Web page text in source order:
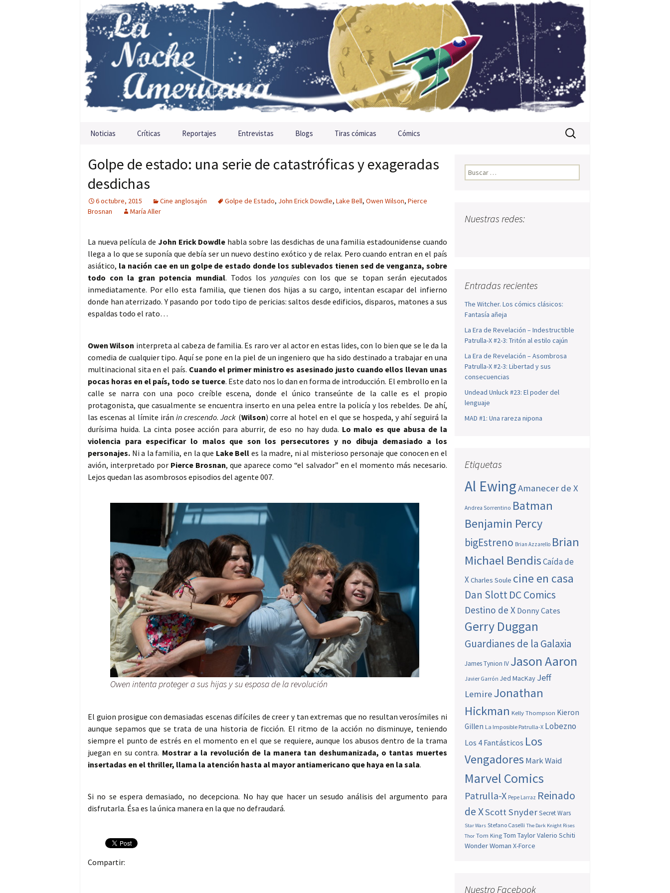
Saltar al contenido
Noticias Críticas Reportajes Entrevistas Blogs Tiras cómicas Cómics Buscar:
Golpe de estado: una serie de catastróficas y exageradas
desdichas
6 octubre, 2015 Cine anglosajón Golpe de Estado, John Erick Dowdle, Lake Bell, Owen Wilson, Pierce
Brosnan
María Aller
La nueva película de John Erick Dowdle habla sobre las desdichas de una familia estadounidense cuando
llega a lo que se suponía que debía ser un nuevo destino exótico y de relax. Pero cuando entran en el país
asiático, la nación cae en un golpe de estado donde los sublevados tienen sed de venganza, sobre
todo con la gran potencia mundial. Todos los yanquiescon los que se topan serán ejecutados
inmediatamente. Por ello esta familia, que tienen dos hijas a su cargo, intentan escapar del infierno
donde han aterrizado. Y pasando por todo tipo de pericias: saltos desde edificios, disparos, matones a sus
espaldas todo el rato…
Owen Wilson interpreta al cabeza de familia. Es raro ver al actor en estas lides, con lo bien que se le da la
comedia de cualquier tipo. Aquí se pone en la piel de un ingeniero que ha sido destinado a trabajar en una
multinacional sita en el país. Cuando el primer ministro es asesinado justo cuando ellos llevan unas
pocas horas en el país, todo se tuerce. Este dato nos lo dan en forma de introducción. El embrollo en la
calle se narra con una poco creíble escena, donde el único transeúnte de la calle es el propio
protagonista, que casualmente se encuentra inserto en una pelea entre la policía y los rebeldes. De ahí,
las escenas al límite irán in crescendo.Jack (Wilson) corre al hotel en el que se hospeda, y ahí seguirá la
durísima huida. La cinta posee acción para aburrir, de eso no hay duda. Lo malo es que abusa de la
violencia para especificar lo malos que son los persecutores y no dibuja demasiado a los
personajes. Ni a la familia, en la que Lake Bell es la madre, ni al misterioso personaje que conocen en el
avión, interpretado por Pierce Brosnan, que aparece como “el salvador” en el momento más necesario.
Lejos quedan las asombrosos episodios del agente 007.
Owen intenta proteger a sus hijas y su esposa de la revolución
El guion prosigue con demasiadas escenas difíciles de creer y tan extremas que no resultan verosímiles ni
aunque sepamos que se trata de una historia de ficción. El ritmo de la acción no disminuye, teniendo
siempre el punto de estrés en el momento en el que se requiere, aunque los abusos dentro de la trama
juegan en su contra. Mostrar a la revolución de la manera tan deshumanizada, o tantas muertes
insertadas en el thriller, llama la atención hasta al mayor antiamericano que haya en la sala.
Si no se espera demasiado, no decepciona. No hay que hacer un sesudo análisis del argumento para
disfrutarla. Ésa es la única manera en la que no defraudará.
Compartir:
Buscar:
Nuestras redes:
Entradas recientes
The Witcher. Los cómics clásicos:
Fantasía añeja
La Era de Revelación – Indestructible
Patrulla-X #2-3: Tritón al estilo cajún
La Era de Revelación – Asombrosa
Patrulla-X #2-3: Libertad y sus
consecuencias
Undead Unluck #23: El poder del
lenguaje
MAD #1: Una rareza nipona
Etiquetas
Al EwingAmanecer de X
Andrea Sorrentino Batman
Benjamin Percy
bigEstreno Brian Azzarello Brian
Michael BendisCaída de
XCharles Soule cine en casa
Dan SlottDC Comics
Destino de X Donny Cates
Gerry Duggan
Guardianes de la Galaxia
James Tynion IV Jason Aaron
Javier Garrón Jed MacKay Jeff
LemireJonathan
Hickman Kelly Thompson Kieron
Gillen La Imposible Patrulla-X Lobezno
Los 4 Fantásticos Los
Vengadores Mark Waid
Marvel Comics
Patrulla-X Pepe Larraz Reinado
de XScott SnyderSecret Wars
Star Wars Stefano Caselli The Dark Knight Rises
Thor Tom King Tom TaylorValerio Schiti
Wonder Woman X-Force
Nuestro Facebook